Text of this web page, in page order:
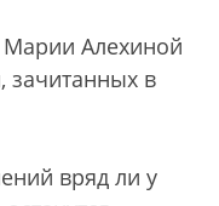
Алехиной
зачитанных в
вряд ли у